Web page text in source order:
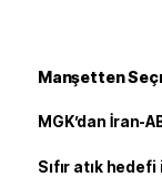
Manşetten
MGK’dan İran-
Sıfır atık